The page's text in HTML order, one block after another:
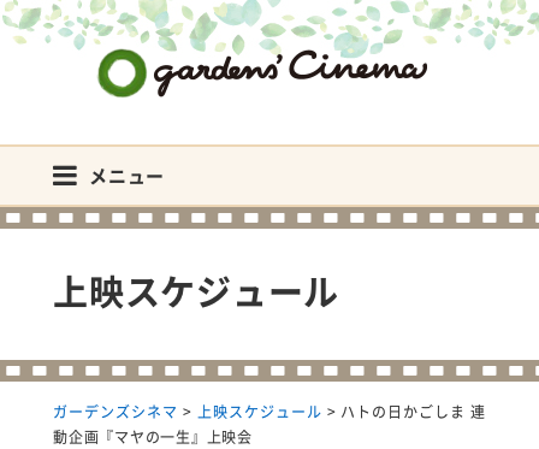
メニュー
上映スケジュール
ガーデンズシネマ > 上映スケジュール > ハトの日かごしま 連
動企画『マヤの一生』上映会